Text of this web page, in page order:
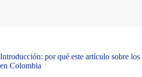
Introducción: por qué este artículo sobre
en Colombia